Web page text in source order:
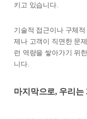
키고 있습니다.
기술적 접근이나 구체
제나 고객이 직면한 문
런 역량을 쌓아가기 위
니다.
마지막으로, 우리